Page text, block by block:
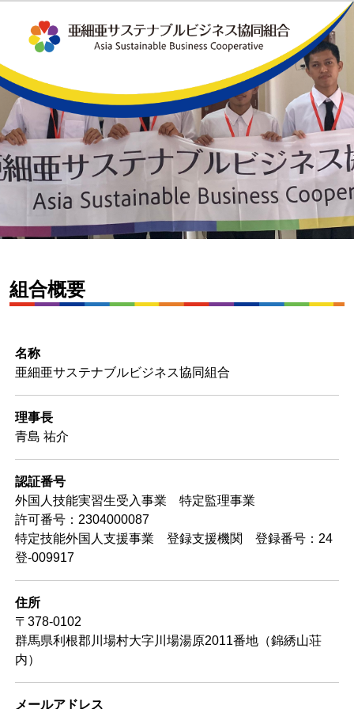
組合概要
名称
亜細亜サステナブルビジネス協同組合
理事長
青島 祐介
認証番号
外国人技能実習生受入事業 特定監理事業
許可番号：2304000087
特定技能外国人支援事業 登録支援機関 登録番号：24
登-009917
住所
〒378-0102
群馬県利根郡川場村大字川場湯原2011番地（錦綉山荘
内）
メールアドレス